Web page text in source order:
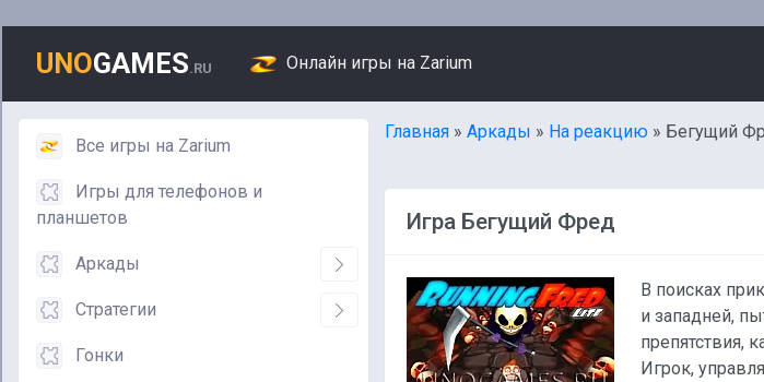
UNOGAMES.RU Онлайн игры на Zarium
Все игры на Zarium
Игры для телефонов и
планшетов
Аркады
Стратегии
Гонки
Главная » Аркады » На реакцию » Бегущий
Игра Бегущий Фред
В поисках
и западней,
препятствия,
Игрок,